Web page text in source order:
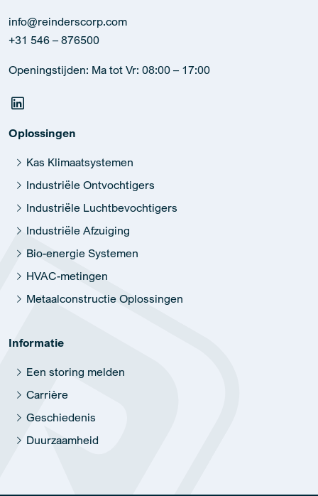
info@reinderscorp.com
+31 546 – 876500
Openingstijden: Ma tot Vr: 08:00 – 17:00
Oplossingen
Kas Klimaatsystemen
Industriële Ontvochtigers
Industriële Luchtbevochtigers
Industriële Afzuiging
Bio-energie Systemen
HVAC-metingen
Metaalconstructie Oplossingen
Informatie
Een storing melden
Carrière
Geschiedenis
Duurzaamheid